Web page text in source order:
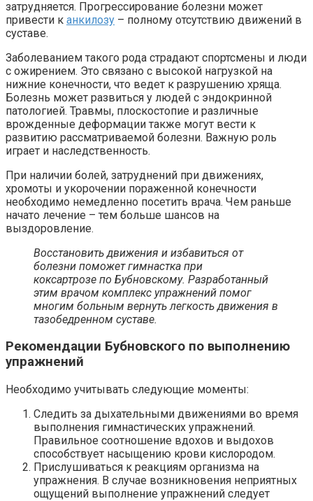
затрудняется. Прогрессирование болезни может
привести к анкилозу – полному отсутствию движений в
суставе.
Заболеванием такого рода страдают спортсмены и люди
с ожирением. Это связано с высокой нагрузкой на
нижние конечности, что ведет к разрушению хряща.
Болезнь может развиться у людей с эндокринной
патологией. Травмы, плоскостопие и различные
врожденные деформации также могут вести к
развитию рассматриваемой болезни. Важную роль
играет и наследственность.
При наличии болей, затруднений при движениях,
хромоты и укорочении пораженной конечности
необходимо немедленно посетить врача. Чем раньше
начато лечение – тем больше шансов на
выздоровление.
Восстановить движения и избавиться от
болезни поможет гимнастка при
коксартрозе по Бубновскому. Разработанный
этим врачом комплекс упражнений помог
многим больным вернуть легкость движения в
тазобедренном суставе.
Рекомендации Бубновского по выполнению
упражнений
Необходимо учитывать следующие моменты:
Следить за дыхательными движениями во время
выполнения гимнастических упражнений.
Правильное соотношение вдохов и выдохов
способствует насыщению крови кислородом.
Прислушиваться к реакциям организма на
упражнения. В случае возникновения неприятных
ощущений выполнение упражнений следует